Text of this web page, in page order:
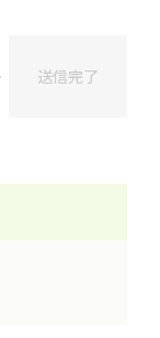
送信完了